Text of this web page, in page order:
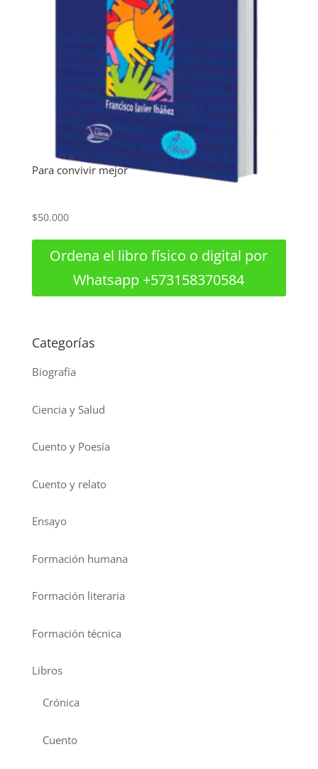
Para convivir mejor
$50.000
Ordena el libro físico o digital por
Whatsapp +573158370584
Categorías
Biografía
Ciencia y Salud
Cuento y Poesía
Cuento y relato
Ensayo
Formación humana
Formación literaria
Formación técnica
Libros
Crónica
Cuento